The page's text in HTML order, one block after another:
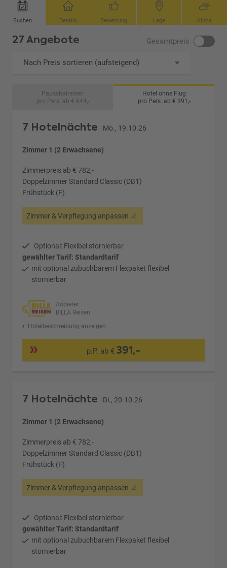
Buchen Details Bewertung Lage Klima
27 Angebote Gesamtpreis
Nach Preis sortieren (aufsteigend)
Pauschalreisen
pro Pers. ab € 644,-
Hotel ohne Flug
pro Pers. ab € 391,-
7 Hotelnächte Mo., 19.10.26
Zimmer 1 (2 Erwachsene)
Zimmerpreis ab € 782,-
Doppelzimmer Standard Classic (DB1)
Frühstück (F)
Zimmer & Verpflegung anpassen
Optional: Flexibel stornierbar
gewählter Tarif: Standardtarif
mit optional zubuchbarem Flexpaket flexibel
stornierbar
Anbieter:
BILLA Reisen
Hotelbeschreibung anzeigen
p.P. ab € 391,-
7 Hotelnächte Di., 20.10.26
Zimmer 1 (2 Erwachsene)
Zimmerpreis ab € 782,-
Doppelzimmer Standard Classic (DB1)
Frühstück (F)
Zimmer & Verpflegung anpassen
Optional: Flexibel stornierbar
gewählter Tarif: Standardtarif
mit optional zubuchbarem Flexpaket flexibel
stornierbar